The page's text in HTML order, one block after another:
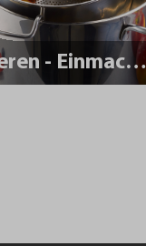
Passieren - Einmachen